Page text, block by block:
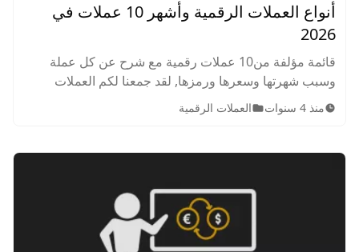
أنواع العملات الرقمية وأشهر 10 عملات في
2026
قائمة مؤلفة من10 عملات رقمية مع شرح عن كل عملة
وسبب شهرتها وسعرها ورمزها, لقد جمعنا لكم العملات
الرقمية الأكثر شهرة في العالم
منذ 4 سنوات العملات الرقمية